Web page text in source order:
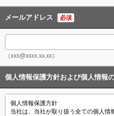
メールアドレス 必須
（xxx@xxxx.xx.xx）
個人情報保護方針および個人情報